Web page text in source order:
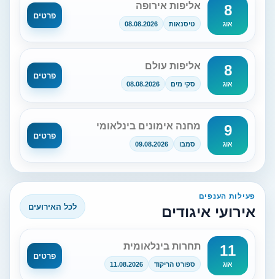
8
אוג
אליפות אירופה
טיסנאות 08.08.2026
פרטים
8
אוג
אליפות עולם
סקי מים 08.08.2026
פרטים
9
אוג
מחנה אימונים בינלאומי
סמבו 09.08.2026
פרטים
פעילות הענפים
אירועי איגודים לכל האירועים
11
אוג
תחרות בינלאומית
ספורט הריקוד 11.08.2026
פרטים